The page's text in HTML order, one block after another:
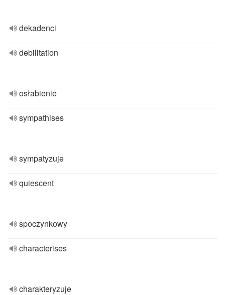
dekadenci
debilitation
osłabienie
sympathises
sympatyzuje
quiescent
spoczynkowy
characterises
charakteryzuje